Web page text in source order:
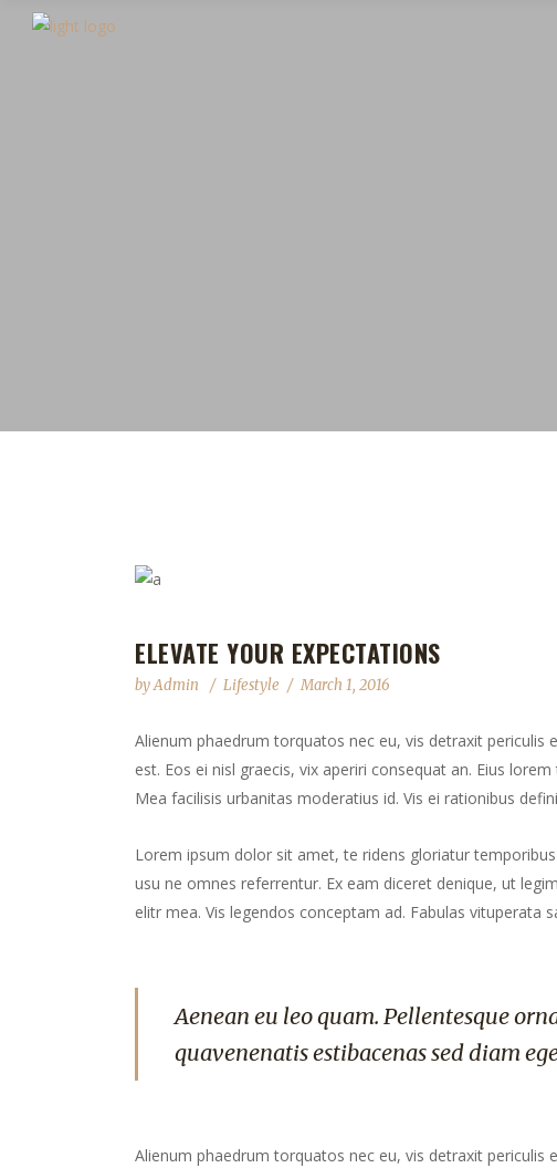
ELEVATE YOUR EXPECTATIONS
byAdmin Lifestyle March 1, 2016
Alienum phaedrum torquatos nec eu, vis detraxit periculis
est. Eos ei nisl graecis, vix aperiri consequat an. Eius
Mea facilisis urbanitas moderatius id. Vis ei rationibus
Lorem ipsum dolor sit amet, te ridens gloriatur
usu ne omnes referrentur. Ex eam diceret denique, ut
elitr mea. Vis legendos conceptam ad. Fabulas vituperata
Aenean eu leo quam. Pellentesque
quavenenatis estibacenas sed diam
Alienum phaedrum torquatos nec eu, vis detraxit periculis